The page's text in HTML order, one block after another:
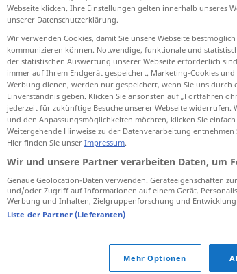
antippen)
Spaßmacher
Webseite klicken. Ihre Einstellungen gelten innerhalb unseres
unserer Datenschutzerklärung.
Wir verwenden Cookies, damit Sie unsere Webseite
kommunizieren können. Notwendige, funktionale und
der statistischen Auswertung unserer Webseite erforderlich
immer auf Ihrem Endgerät gespeichert. Marketing-Cookies
Werbung dienen, werden nur gespeichert, wenn Sie uns
Einverständnis geben. Klicken Sie ansonsten auf „Fortfahren
jederzeit für zukünftige Besuche unserer Webseite widerrufen.
und den Anpassungsmöglichkeiten möchten, klicken Sie
Weitergehende Hinweise zu der Datenverarbeitung entnehmen
Hier finden Sie unser Impressum.
Wir und unsere Partner verarbeiten Daten, um
Genaue Geolocation-Daten verwenden. Geräteeigenschaften
und/oder Zugriff auf Informationen auf einem Gerät.
Werbung und Inhalten, Zielgruppenforschung und
Liste der Partner (Lieferanten)
Mehr Optionen